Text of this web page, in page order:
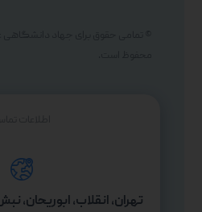
اطلاعات تماس